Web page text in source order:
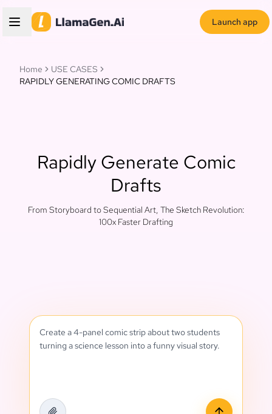
Launch app
Home
USE CASES
RAPIDLY GENERATING COMIC DRAFTS
Rapidly Generate Comic
Drafts
From Storyboard to Sequential Art, The Sketch Revolution:
100x Faster Drafting
Create a 4-panel comic strip about two students
turning a science lesson into a funny visual story.